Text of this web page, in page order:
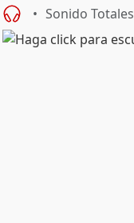
Sonido Totales